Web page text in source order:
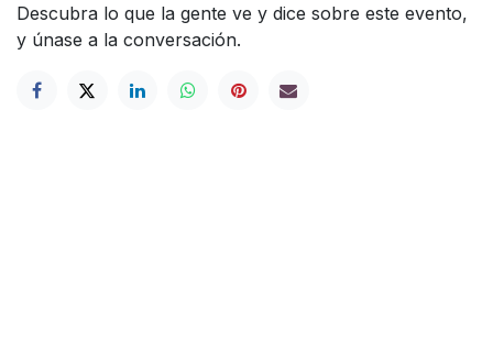
Descubra lo que la gente ve y dice sobre este evento,
y únase a la conversación.